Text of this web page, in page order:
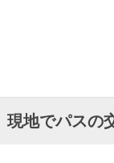
現地でパスの